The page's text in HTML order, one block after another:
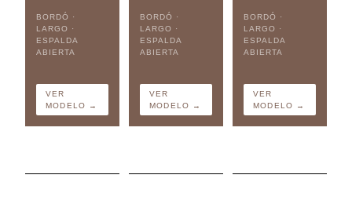
BORDÓ ·
LARGO ·
ESPALDA
ABIERTA
VER
MODELO →
BORDÓ ·
LARGO ·
ESPALDA
ABIERTA
VER
MODELO →
BORDÓ ·
LARGO ·
ESPALDA
ABIERTA
VER
MODELO →